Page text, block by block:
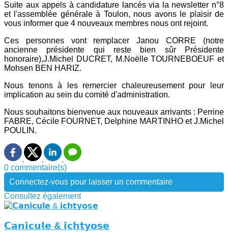
Suite aux appels à candidature lancés via la newsletter n°8
et l'assemblée générale à Toulon, nous avons le plaisir de
vous informer que 4 nouveaux membres nous ont rejoint.
Ces personnes vont remplacer Janou CORRE (notre
ancienne présidente qui reste bien sûr Présidente
honoraire),J.Michel DUCRET, M.Noëlle TOURNEBOEUF et
Mohsen BEN HARIZ.
Nous tenons à les remercier chaleureusement pour leur
implication au sein du comité d'administration.
Nous souhaitons bienvenue aux nouveaux arrivants : Perrine
FABRE, Cécile FOURNET, Delphine MARTINHO et J.Michel
POULIN.
0 commentaire(s)
Connectez-vous pour laisser un commentaire
Consultez également
𝗖𝗮𝗻𝗶𝗰𝘂𝗹𝗲 & 𝗶𝗰𝗵𝘁𝘆𝗼𝘀𝗲